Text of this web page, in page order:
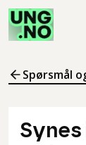
Spørsmål